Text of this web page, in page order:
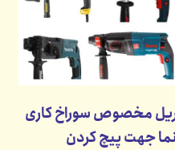
مخصوص سوراخ کاری
جهت پیچ کردن